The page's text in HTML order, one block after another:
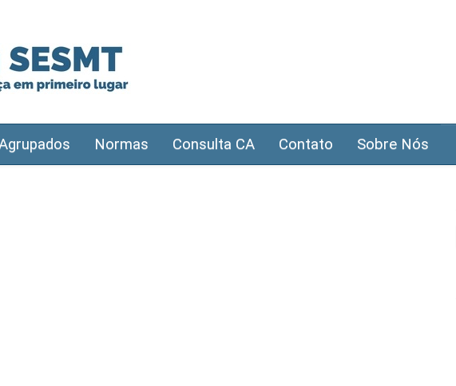
Normas Consulta CA Contato Sobre Nós